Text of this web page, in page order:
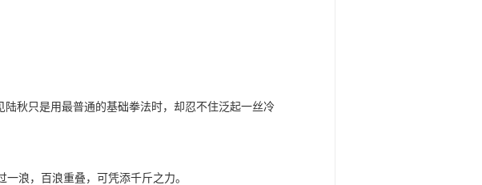
秋只是用最普通的基础拳法时，却忍不住泛起一丝冷
浪，百浪重叠，可凭添千斤之力。